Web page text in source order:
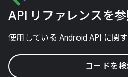
API リファレンスを
使用している Android API に関
コードを